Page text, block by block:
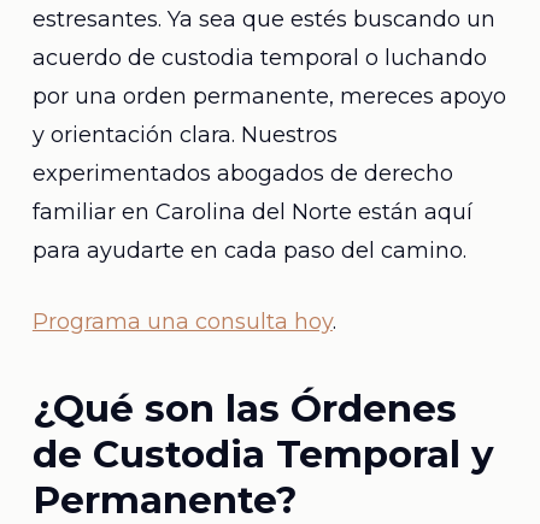
estresantes. Ya sea que estés buscando un
acuerdo de custodia temporal o luchando
por una orden permanente, mereces apoyo
y orientación clara. Nuestros
experimentados abogados de derecho
familiar en Carolina del Norte están aquí
para ayudarte en cada paso del camino.
Programa una consulta hoy.
¿Qué son las Órdenes
de Custodia Temporal y
Permanente?